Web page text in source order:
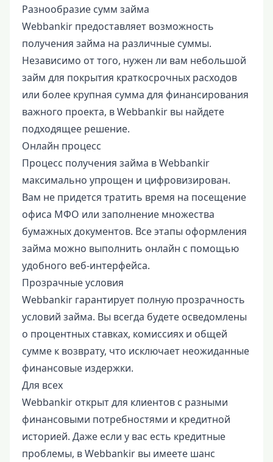
Разнообразие сумм займа
Webbankir предоставляет возможность
получения займа на различные суммы.
Независимо от того, нужен ли вам небольшой
займ для покрытия краткосрочных расходов
или более крупная сумма для финансирования
важного проекта, в Webbankir вы найдете
подходящее решение.
Онлайн процесс
Процесс получения займа в Webbankir
максимально упрощен и цифровизирован.
Вам не придется тратить время на посещение
офиса МФО или заполнение множества
бумажных документов. Все этапы оформления
займа можно выполнить онлайн с помощью
удобного веб-интерфейса.
Прозрачные условия
Webbankir гарантирует полную прозрачность
условий займа. Вы всегда будете осведомлены
о процентных ставках, комиссиях и общей
сумме к возврату, что исключает неожиданные
финансовые издержки.
Для всех
Webbankir открыт для клиентов с разными
финансовыми потребностями и кредитной
историей. Даже если у вас есть кредитные
проблемы, в Webbankir вы имеете шанс